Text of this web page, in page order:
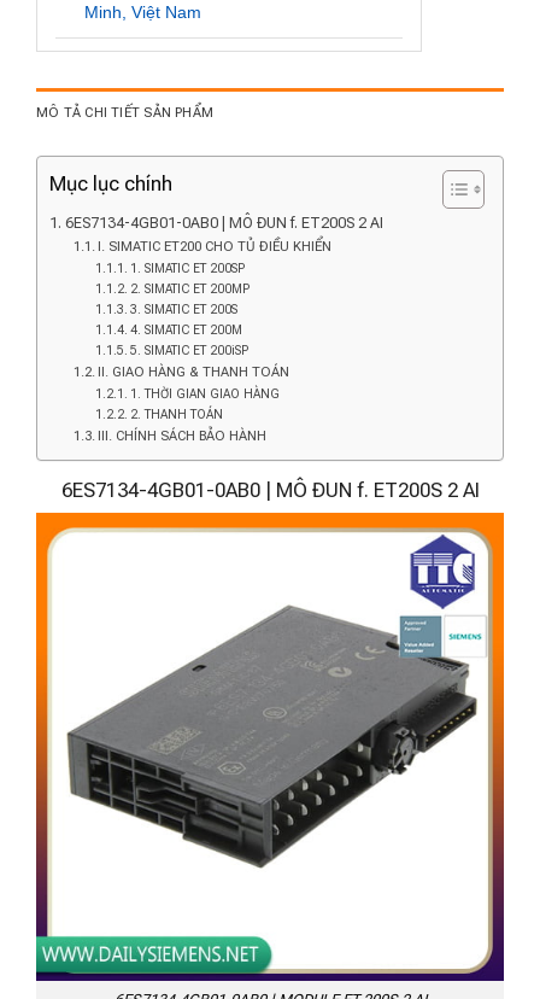
Minh, Việt Nam
MÔ TẢ CHI TIẾT SẢN PHẨM
Mục lục chính
6ES7134-4GB01-0AB0 | MÔ ĐUN f. ET200S 2 AI
I. SIMATIC ET200 CHO TỦ ĐIỀU KHIỂN
1. SIMATIC ET 200SP
2. SIMATIC ET 200MP
3. SIMATIC ET 200S
4. SIMATIC ET 200M
5. SIMATIC ET 200iSP
II. GIAO HÀNG & THANH TOÁN
1. THỜI GIAN GIAO HÀNG
2. THANH TOÁN
III. CHÍNH SÁCH BẢO HÀNH
6ES7134-4GB01-0AB0 | MÔ ĐUN f. ET200S 2 AI